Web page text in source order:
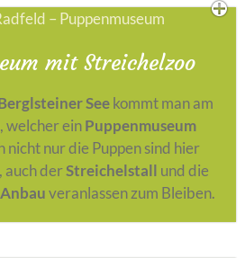
mit Streichelzoo
Seekommt man am
welcher einPuppenmuseum
nur die Puppen sind hier
auch derStreichelstall und die
veranlassen zum Bleiben.